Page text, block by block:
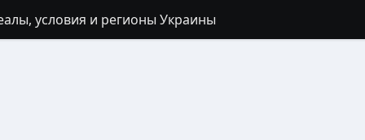
условия и регионы Украины
полный гайд от нуля до сильных рук